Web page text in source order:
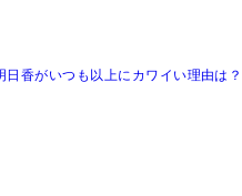
日香がいつも以上にカワイい理由は